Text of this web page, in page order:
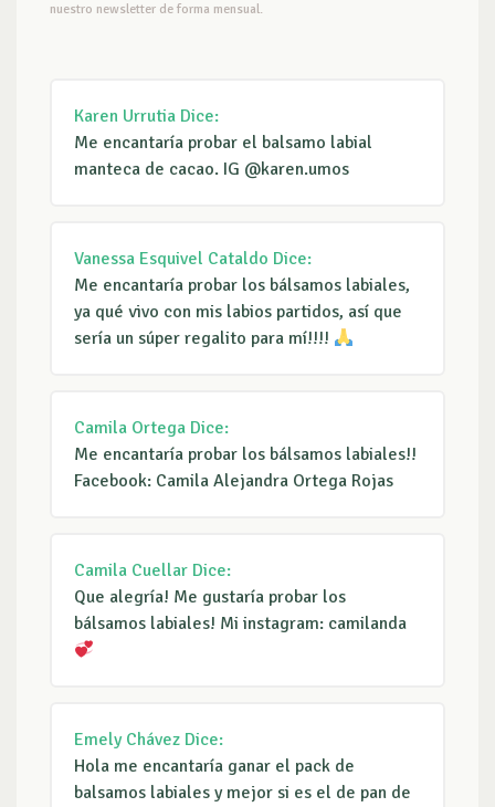
nuestro newsletter de forma mensual.
Karen Urrutia Dice:
Me encantaría probar el balsamo labial
manteca de cacao. IG @karen.umos
Vanessa Esquivel Cataldo Dice:
Me encantaría probar los bálsamos labiales,
ya qué vivo con mis labios partidos, así que
sería un súper regalito para mí!!!!
Camila Ortega Dice:
Me encantaría probar los bálsamos labiales!!
Facebook: Camila Alejandra Ortega Rojas
Camila Cuellar Dice:
Que alegría! Me gustaría probar los
bálsamos labiales! Mi instagram: camilanda
Emely Chávez Dice:
Hola me encantaría ganar el pack de
balsamos labiales y mejor si es el de pan de